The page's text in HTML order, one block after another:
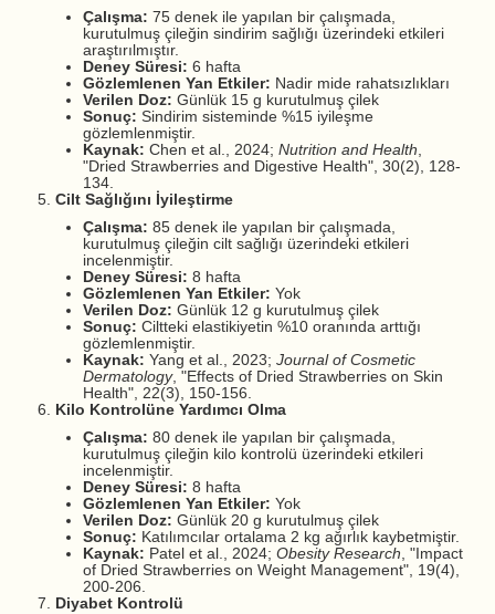
Çalışma: 75 denek ile yapılan bir çalışmada,
kurutulmuş çileğin sindirim sağlığı üzerindeki etkileri
araştırılmıştır.
Deney Süresi: 6 hafta
Gözlemlenen Yan Etkiler: Nadir mide rahatsızlıkları
Verilen Doz: Günlük 15 g kurutulmuş çilek
Sonuç: Sindirim sisteminde %15 iyileşme
gözlemlenmiştir.
Kaynak: Chen et al., 2024; Nutrition and Health,
"Dried Strawberries and Digestive Health", 30(2), 128-
134.
Cilt Sağlığını İyileştirme
Çalışma: 85 denek ile yapılan bir çalışmada,
kurutulmuş çileğin cilt sağlığı üzerindeki etkileri
incelenmiştir.
Deney Süresi: 8 hafta
Gözlemlenen Yan Etkiler: Yok
Verilen Doz: Günlük 12 g kurutulmuş çilek
Sonuç: Ciltteki elastikiyetin %10 oranında arttığı
gözlemlenmiştir.
Kaynak: Yang et al., 2023; Journal of Cosmetic
Dermatology, "Effects of Dried Strawberries on Skin
Health", 22(3), 150-156.
Kilo Kontrolüne Yardımcı Olma
Çalışma: 80 denek ile yapılan bir çalışmada,
kurutulmuş çileğin kilo kontrolü üzerindeki etkileri
incelenmiştir.
Deney Süresi: 8 hafta
Gözlemlenen Yan Etkiler: Yok
Verilen Doz: Günlük 20 g kurutulmuş çilek
Sonuç: Katılımcılar ortalama 2 kg ağırlık kaybetmiştir.
Kaynak: Patel et al., 2024; Obesity Research, "Impact
of Dried Strawberries on Weight Management", 19(4),
200-206.
Diyabet Kontrolü